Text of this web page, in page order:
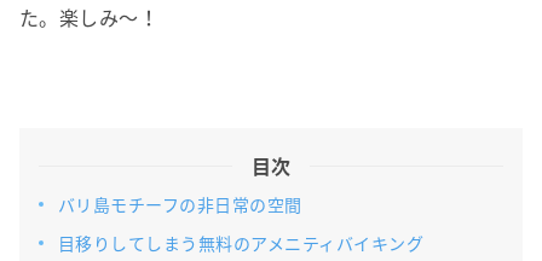
た。楽しみ〜！
目次
バリ島モチーフの非日常の空間
目移りしてしまう無料のアメニティバイキング